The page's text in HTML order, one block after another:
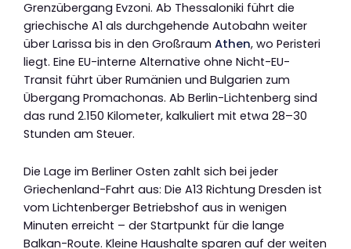
Grenzübergang Evzoni. Ab Thessaloniki führt die
griechische A1 als durchgehende Autobahn weiter
über Larissa bis in den Großraum Athen, wo Peristeri
liegt. Eine EU-interne Alternative ohne Nicht-EU-
Transit führt über Rumänien und Bulgarien zum
Übergang Promachonas. Ab Berlin-Lichtenberg sind
das rund 2.150 Kilometer, kalkuliert mit etwa 28–30
Stunden am Steuer.
Die Lage im Berliner Osten zahlt sich bei jeder
Griechenland-Fahrt aus: Die A13 Richtung Dresden ist
vom Lichtenberger Betriebshof aus in wenigen
Minuten erreicht – der Startpunkt für die lange
Balkan-Route. Kleine Haushalte sparen auf der weiten